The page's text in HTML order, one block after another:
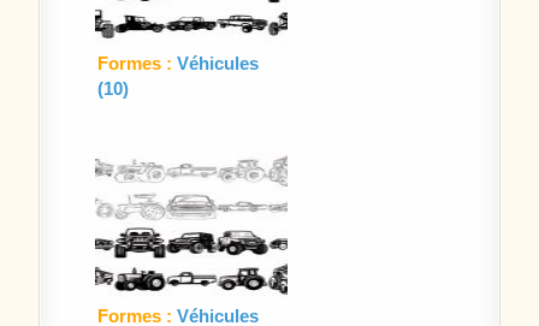
Formes : Véhicules
(10)
Formes : Véhicules